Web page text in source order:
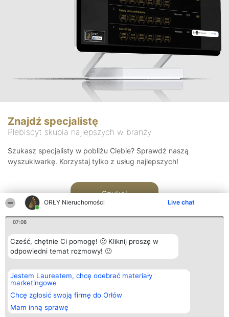
ORŁY Nieruchomości Live chat
07:06
Cześć, chętnie Ci pomogę! 🙂 Kliknij proszę w
odpowiedni temat rozmowy! 🙂
Jestem Laureatem, chcę odebrać materiały
marketingowe
Chcę zgłosić swoją firmę do Orłów
Mam inną sprawę
Znajdź specjalistę
Plebiscyt skupia najlepszych w branży
Szukasz specjalisty w pobliżu Ciebie? Sprawdź naszą
wyszukiwarkę. Korzystaj tylko z usług najlepszych!
Szukaj
Organizator plebiscytu
Bright Side Solutions sp. z o.
o. sp. k.
ul. Ruska 22
Wrocław 50-079
KRS 0000749100 | Regon
381313360 | NIP 8943132676
Plebiscyt
Laureaci
wszystkich
Laureatów
Regulamin
Kontakt
Kontakt